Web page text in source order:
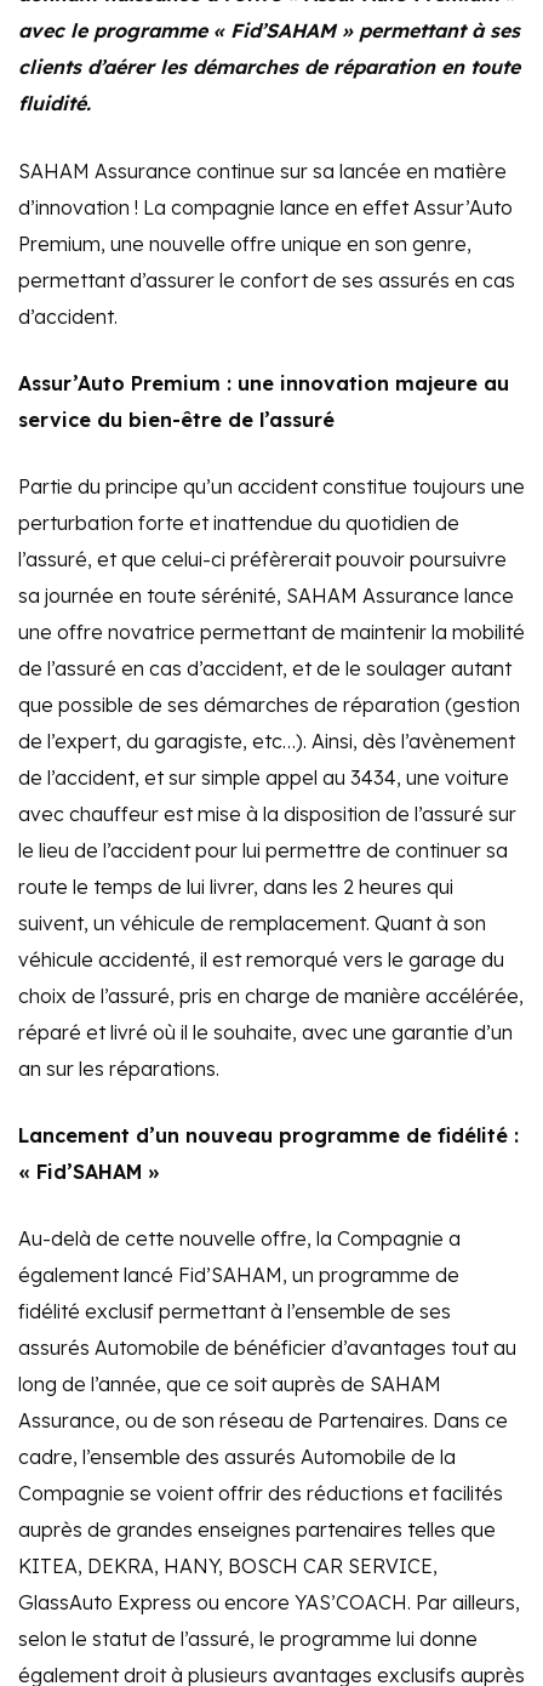
avec le programme « Fid’SAHAM » permettant à ses
clients d’aérer les démarches de réparation en toute
fluidité.
SAHAM Assurance continue sur sa lancée en matière
d’innovation ! La compagnie lance en effet Assur’Auto
Premium, une nouvelle offre unique en son genre,
permettant d’assurer le confort de ses assurés en cas
d’accident.
Assur’Auto Premium : une innovation majeure au
service du bien-être de l’assuré
Partie du principe qu’un accident constitue toujours une
perturbation forte et inattendue du quotidien de
l’assuré, et que celui-ci préfèrerait pouvoir poursuivre
sa journée en toute sérénité, SAHAM Assurance lance
une offre novatrice permettant de maintenir la mobilité
de l’assuré en cas d’accident, et de le soulager autant
que possible de ses démarches de réparation (gestion
de l’expert, du garagiste, etc…). Ainsi, dès l’avènement
de l’accident, et sur simple appel au 3434, une voiture
avec chauffeur est mise à la disposition de l’assuré sur
le lieu de l’accident pour lui permettre de continuer sa
route le temps de lui livrer, dans les 2 heures qui
suivent, un véhicule de remplacement. Quant à son
véhicule accidenté, il est remorqué vers le garage du
choix de l’assuré, pris en charge de manière accélérée,
réparé et livré où il le souhaite, avec une garantie d’un
an sur les réparations.
Lancement d’un nouveau programme de fidélité :
« Fid’SAHAM »
Au-delà de cette nouvelle offre, la Compagnie a
également lancé Fid’SAHAM, un programme de
fidélité exclusif permettant à l’ensemble de ses
assurés Automobile de bénéficier d’avantages tout au
long de l’année, que ce soit auprès de SAHAM
Assurance, ou de son réseau de Partenaires. Dans ce
cadre, l’ensemble des assurés Automobile de la
Compagnie se voient offrir des réductions et facilités
auprès de grandes enseignes partenaires telles que
KITEA, DEKRA, HANY, BOSCH CAR SERVICE,
GlassAuto Express ou encore YAS’COACH. Par ailleurs,
selon le statut de l’assuré, le programme lui donne
également droit à plusieurs avantages exclusifs auprès